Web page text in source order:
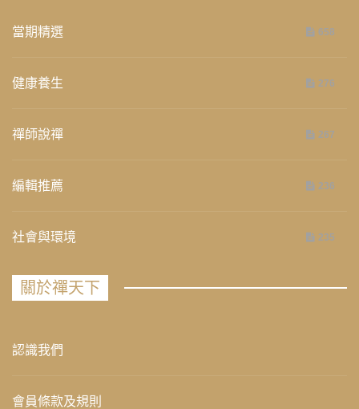
當期精選 658
健康養生 276
禪師說禪 267
編輯推薦 236
社會與環境 235
關於禪天下
認識我們
會員條款及規則